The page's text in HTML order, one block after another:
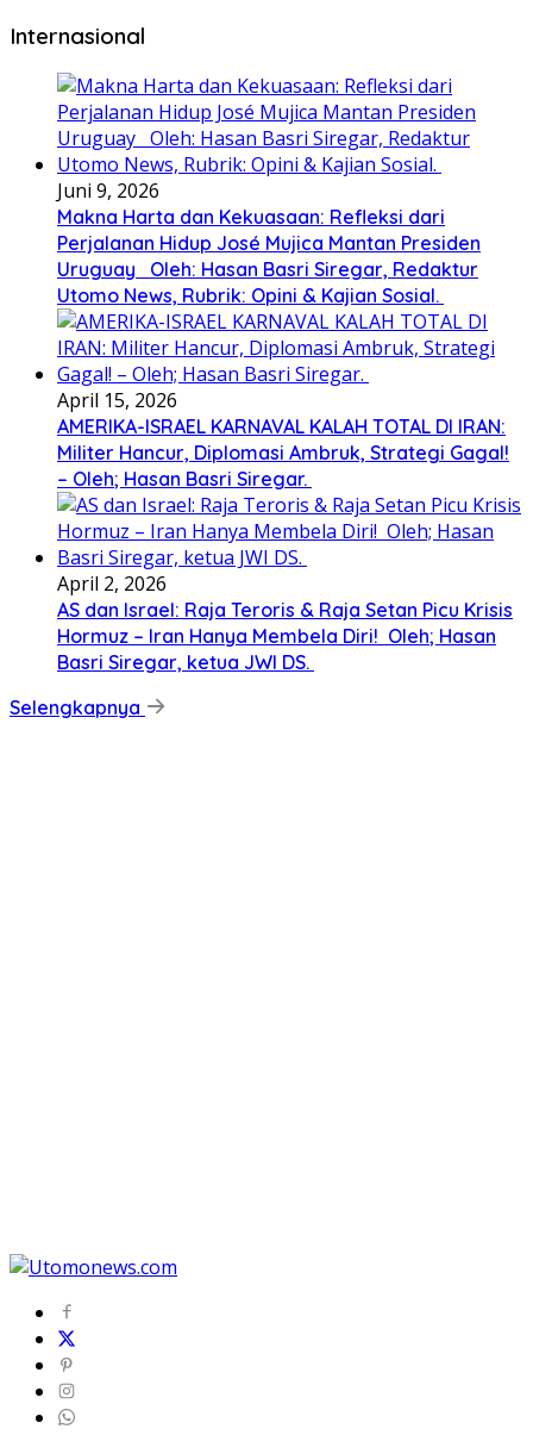
Internasional
Juni 9, 2026
Makna Harta dan Kekuasaan: Refleksi dari
Perjalanan Hidup José Mujica Mantan Presiden
Uruguay Oleh: Hasan Basri Siregar, Redaktur
Utomo News, Rubrik: Opini & Kajian Sosial.
April 15, 2026
AMERIKA-ISRAEL KARNAVAL KALAH TOTAL DI IRAN:
Militer Hancur, Diplomasi Ambruk, Strategi Gagal!
– Oleh; Hasan Basri Siregar.
April 2, 2026
AS dan Israel: Raja Teroris & Raja Setan Picu Krisis
Hormuz – Iran Hanya Membela Diri! Oleh; Hasan
Basri Siregar, ketua JWI DS.
Selengkapnya